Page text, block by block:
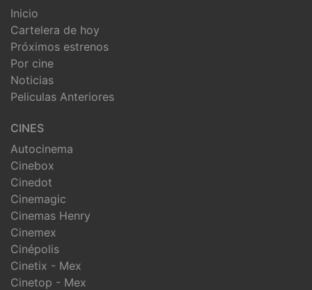
Inicio
Cartelera de hoy
Próximos estrenos
Por cine
Noticias
Peliculas Anteriores
CINES
Autocinema
Cinebox
Cinedot
Cinemagic
Cinemas Henry
Cinemex
Cinépolis
Cinetix - Mex
Cinetop - Mex